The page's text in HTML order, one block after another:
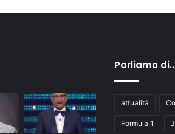
Parliamo
attualità
Formula 1